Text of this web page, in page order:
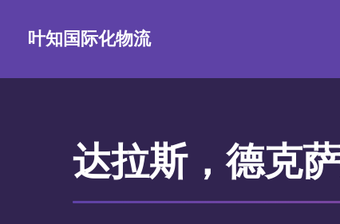
叶知国际化物流
达拉斯，德克